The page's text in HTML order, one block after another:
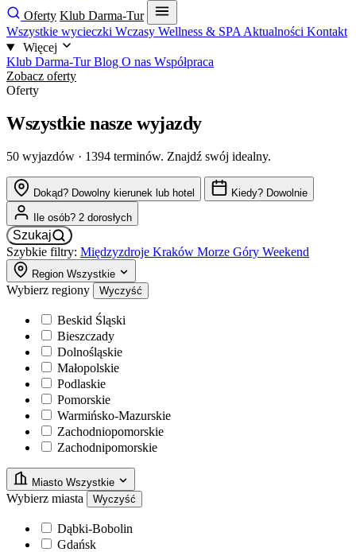
Oferty Klub Darma-Tur
Wszystkie wycieczki Wczasy Wellness & SPA Aktualności Kontakt
Więcej
Klub Darma-TurBlog O nas Współpraca
Zobacz oferty
Oferty
Wszystkie nasze wyjazdy
50 wyjazdów · 1394 terminów. Znajdź swój idealny.
Dokąd? Dowolny kierunek lub hotel Kiedy? Dowolnie
Ile osób? 2 dorosłych
Szukaj
Szybkie filtry: Międzyzdroje Kraków Morze Góry Weekend
Region Wszystkie
Wybierz regiony Wyczyść
Beskid Śląski
Bieszczady
Dolnośląskie
Małopolskie
Podlaskie
Pomorskie
Warmińsko-Mazurskie
Zachodniopomorskie
Zachodnipomorskie
Miasto Wszystkie
Wybierz miasta Wyczyść
Dąbki-Bobolin
Gdańsk